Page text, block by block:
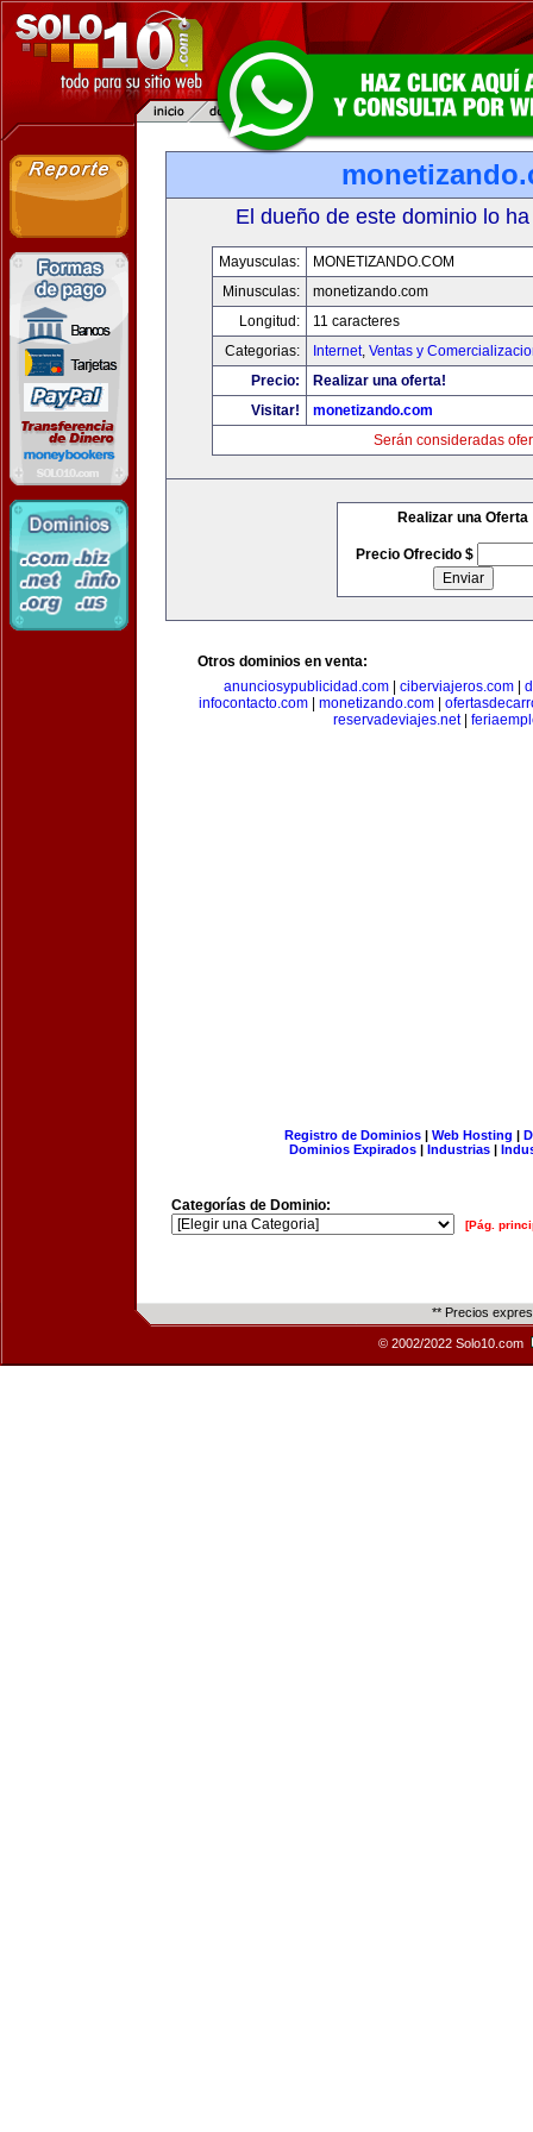
El dueño de este dominio lo
Mayusculas:
MONETIZANDO.COM
Minusculas:
monetizando.com
Longitud:
11 caracteres
Categorias:
Internet, Ventas y
Precio:
Realizar una oferta!
Visitar!
monetizando.com
Serán consideradas
Realizar una Oferta
Precio Ofrecido $
Otros dominios en venta:
anunciosypublicidad.com| ciberviajeros.com|
infocontacto.com
monetizando.com
reservadeviajes.net|
Registro de Dominios| Web Hosting |
Dominios Expirados | Industrias |
Categorías de Dominio:
[Pág.
** Precios
© 2002/2022 Solo10.com